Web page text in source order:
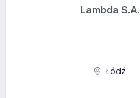
Lambda S.A.
Łódź